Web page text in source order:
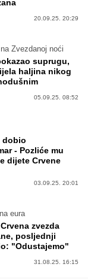
20.09.25. 20:29
Zvezdanoj noći
suprugu,
haljina nikog
05.09.25. 08:52
dobio
- Pozliće mu
dijete Crvene
03.09.25. 20:01
eura
zvezda
posljednji
"Odustajemo"
31.08.25. 16:15